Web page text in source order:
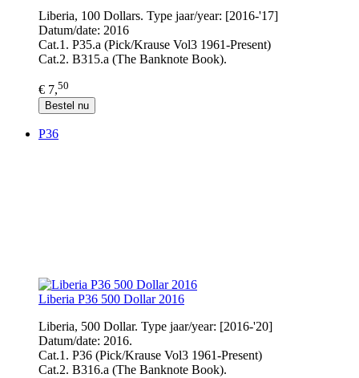
Liberia, 100 Dollars. Type jaar/year: [2016-'17]
Datum/date: 2016
Cat.1. P35.a (Pick/Krause Vol3 1961-Present)
Cat.2. B315.a (The Banknote Book).
€ 7,50
Bestel nu
P36
Liberia P36 500 Dollar 2016
Liberia, 500 Dollar. Type jaar/year: [2016-'20]
Datum/date: 2016.
Cat.1. P36 (Pick/Krause Vol3 1961-Present)
Cat.2. B316.a (The Banknote Book).